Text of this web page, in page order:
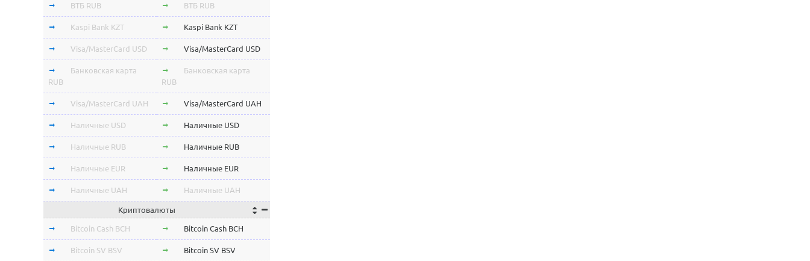
ВТБ RUB ВТБ RUB
Kaspi Bank KZT Kaspi Bank KZT
Visa/MasterCard USD Visa/MasterCard USD
Банковская карта
RUB
Банковская карта
RUB
Visa/MasterCard UAH Visa/MasterCard UAH
Наличные USD Наличные USD
Наличные RUB Наличные RUB
Наличные EUR Наличные EUR
Наличные UAH Наличные UAH
Криптовалюты
Bitcoin Cash BCH Bitcoin Cash BCH
Bitcoin SV BSV Bitcoin SV BSV